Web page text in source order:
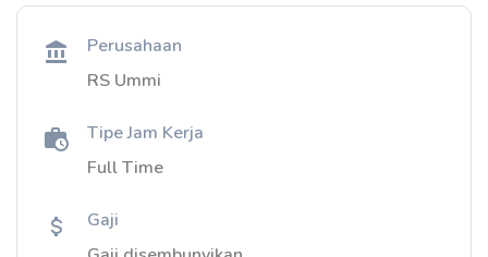
Perusahaan
RS Ummi
Tipe Jam Kerja
Full Time
Gaji